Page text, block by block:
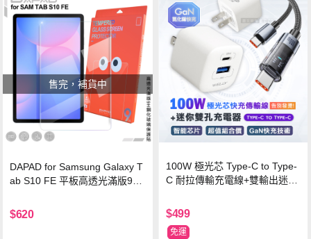
售完，補貨中
DAPAD for Samsung Galaxy T
ab S10 FE 平板高透光滿版9H
$620
100W 極光芯 Type-C to Type-
C 耐拉傳輸充電線+雙輸出迷你
$499
免運